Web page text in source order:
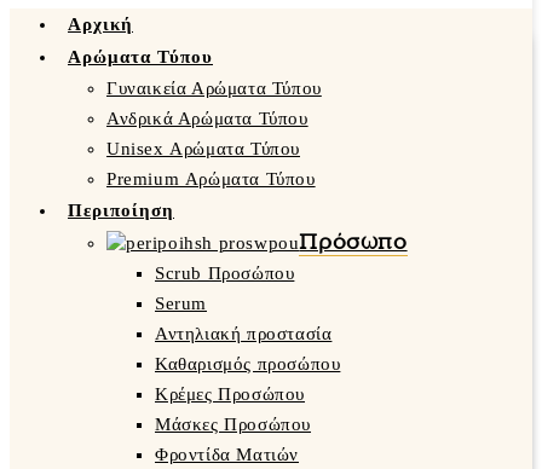
Αρχική
Αρώματα Τύπου
Γυναικεία Αρώματα Τύπου
Ανδρικά Αρώματα Τύπου
Unisex Αρώματα Τύπου
Premium Αρώματα Τύπου
Περιποίηση
Πρόσωπο
Scrub Προσώπου
Serum
Αντηλιακή προστασία
Καθαρισμός προσώπου
Κρέμες Προσώπου
Μάσκες Προσώπου
Φροντίδα Ματιών